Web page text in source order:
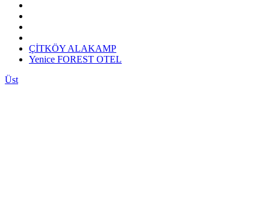
ÇİTKÖY ALAKAMP
Yenice FOREST OTEL
Üst